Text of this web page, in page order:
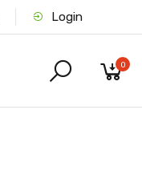
Login
0